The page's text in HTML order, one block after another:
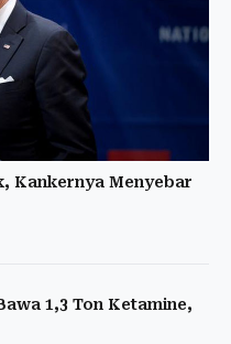
Kankernya Menyebar
1,3 Ton Ketamine,